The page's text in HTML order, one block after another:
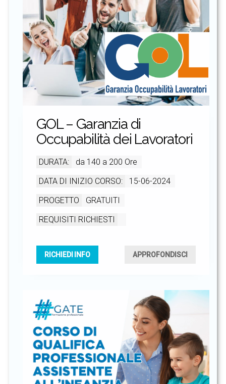
GOL – Garanzia di
Occupabilità dei Lavoratori
DURATA:
da 140 a 200 Ore
DATA DI INIZIO CORSO:
15-06-2024
PROGETTO
GRATUITI
REQUISITI RICHIESTI
RICHIEDI INFO APPROFONDISCI